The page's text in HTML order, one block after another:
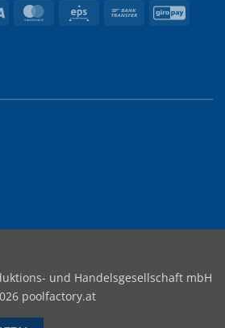
Visa MasterCard
Eps
Bank
und Handelsgesellschaft mbH
poolfactory.at